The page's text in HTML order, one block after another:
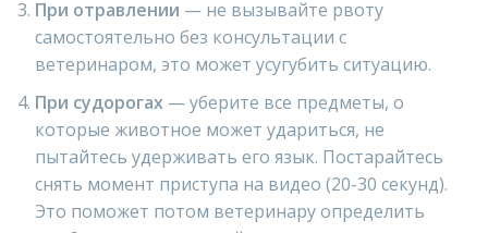
При отравлении — не вызывайте рвоту
самостоятельно без консультации с
ветеринаром, это может усугубить ситуацию.
При судорогах — уберите все предметы, о
которые животное может удариться, не
пытайтесь удерживать его язык. Постарайтесь
снять момент приступа на видео (20-30 секунд).
Это поможет потом ветеринару определить